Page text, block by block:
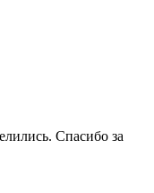
Спасибо за